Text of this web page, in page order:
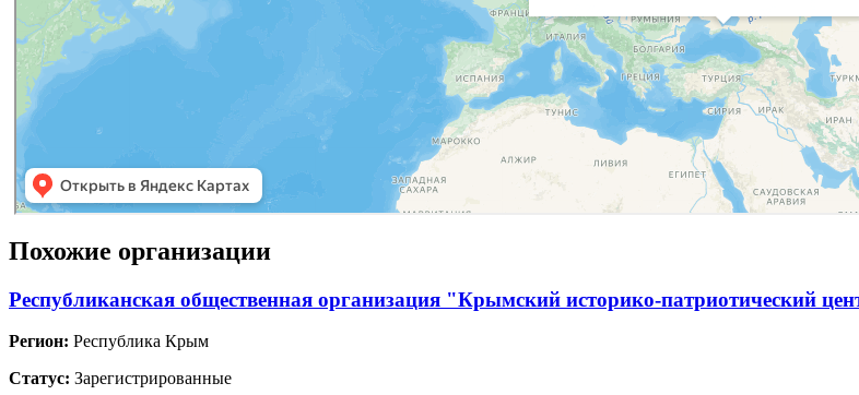
Похожие организации
Республиканская общественная организация "Крымский историко-патриотический
Регион: Республика Крым
Статус: Зарегистрированные